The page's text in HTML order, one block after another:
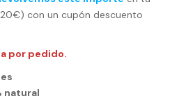
con un cupón descuento
por pedido.
natural